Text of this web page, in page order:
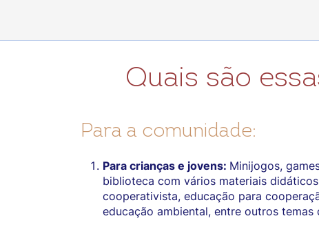
Quais são
Para a comunidade:
Para crianças e jovens: Minijogos,
biblioteca com vários materiais
cooperativista, educação para
educação ambiental, entre outros temas